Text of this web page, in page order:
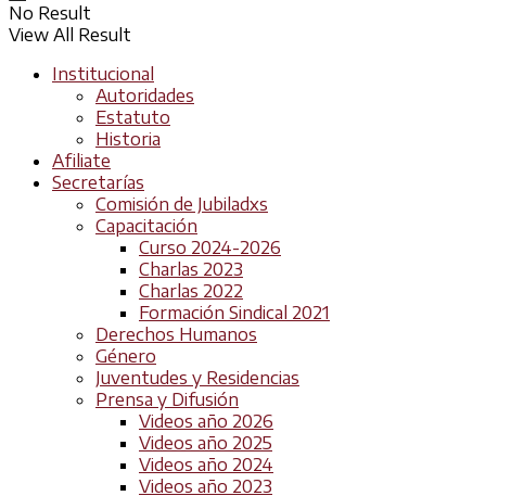
No Result
View All Result
Institucional
Autoridades
Estatuto
Historia
Afiliate
Secretarías
Comisión de Jubiladxs
Capacitación
Curso 2024-2026
Charlas 2023
Charlas 2022
Formación Sindical 2021
Derechos Humanos
Género
Juventudes y Residencias
Prensa y Difusión
Videos año 2026
Videos año 2025
Videos año 2024
Videos año 2023